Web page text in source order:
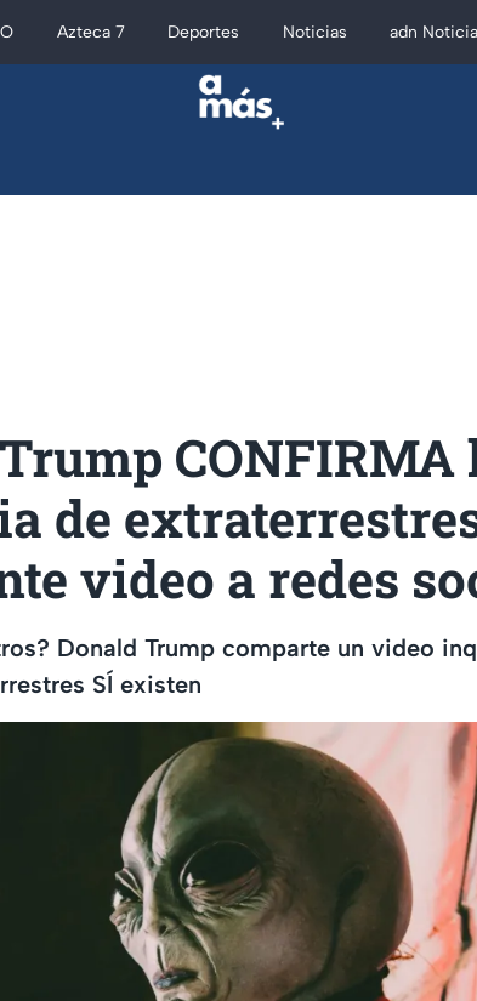
Azteca 7 Deportes Noticias adn
CONFIRMA
de
video a redes
Donald Trump comparte un video
SÍ existen